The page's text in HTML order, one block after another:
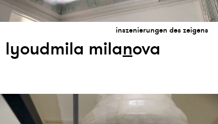
inszenierungen des zeigens
lyoudmila milanova